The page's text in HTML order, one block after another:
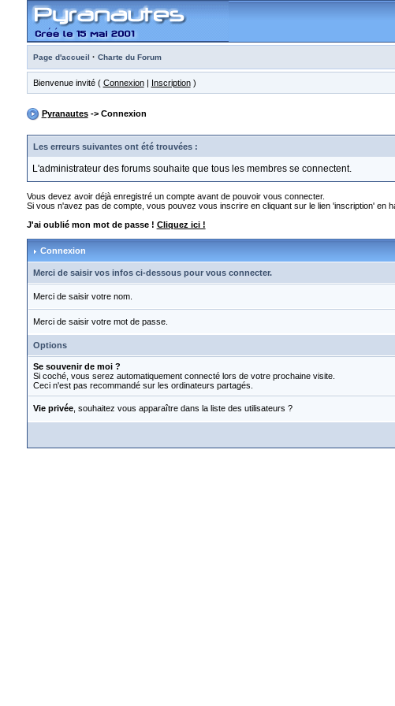
Page d'accueil · Charte du Forum
Bienvenue invité ( Connexion| Inscription)
Pyranautes-> Connexion
Les erreurs suivantes ont été trouvées :
L'administrateur des forums souhaite que tous les membres se connectent.
Vous devez avoir déjà enregistré un compte avant de pouvoir vous connecter.
Si vous n'avez pas de compte, vous pouvez vous inscrire en cliquant sur le lien 'inscription' en
J'ai oublié mon mot de passe ! Cliquez ici !
Connexion
Merci de saisir vos infos ci-dessous pour vous connecter.
Merci de saisir votre nom.
Merci de saisir votre mot de passe.
Options
Se souvenir de moi ?
Si coché, vous serez automatiquement connecté lors de votre prochaine visite.
Ceci n'est pas recommandé sur les ordinateurs partagés.
Vie privée, souhaitez vous apparaître dans la liste des utilisateurs ?